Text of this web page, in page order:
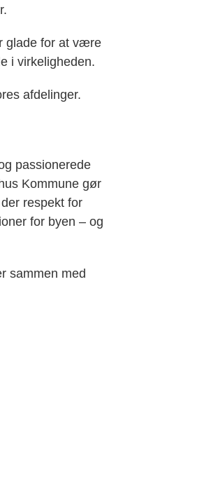
glade for at være
i virkeligheden.
afdelinger.
passionerede
Kommune gør
respekt for
for byen – og
sammen med